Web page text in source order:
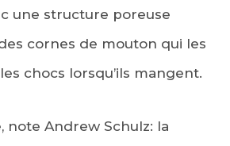
une structure poreuse
cornes de mouton qui les
chocs lorsqu’ils mangent.
note Andrew Schulz: la